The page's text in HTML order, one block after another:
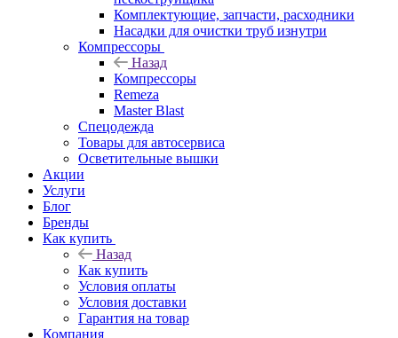
Комплектующие, запчасти, расходники
Насадки для очистки труб изнутри
Компрессоры
Назад
Компрессоры
Remeza
Master Blast
Спецодежда
Товары для автосервиса
Осветительные вышки
Акции
Услуги
Блог
Бренды
Как купить
Назад
Как купить
Условия оплаты
Условия доставки
Гарантия на товар
Компания